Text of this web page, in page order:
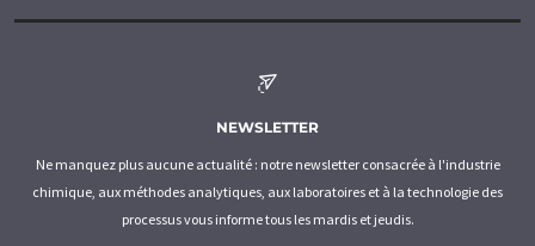
NEWSLETTER
Ne manquez plus aucune actualité : notre newsletter consacrée à l'industrie
chimique, aux méthodes analytiques, aux laboratoires et à la technologie des
processus vous informe tous les mardis et jeudis.